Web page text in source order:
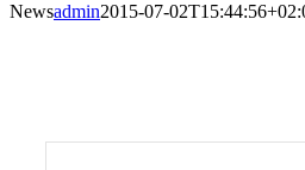
Newsadmin2015-07-